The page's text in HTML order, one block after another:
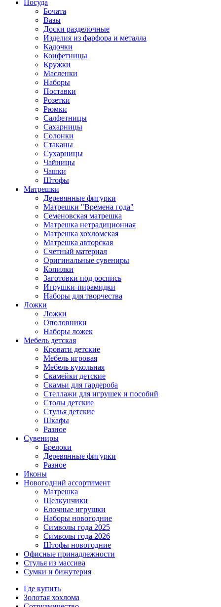
Посуда
Бочата
Вазы
Доски разделочные
Изделия из фарфора и металла
Кадочки
Конфетницы
Кружки
Масленки
Наборы
Поставки
Розетки
Рюмки
Салфетницы
Сахарницы
Солонки
Стаканы
Сухарницы
Чайницы
Чашки
Штофы
Матрешки
Деревянные фигурки
Матрешки "Времена года"
Семеновская матрешка
Матрешка нетрадиционная
Матрешка хохломская
Матрешка авторская
Счетный материал
Оригинальные сувениры
Копилки
Заготовки под роспись
Игрушки-пирамидки
Наборы для творчества
Ложки
Ложки
Ополовники
Наборы ложек
Мебель детская
Кровати детские
Мебель игровая
Мебель кукольная
Скамейки детские
Скамьи для гардероба
Стеллажи для игрушек и пособий
Столы детские
Стулья детские
Шкафы
Разное
Сувениры
Брелоки
Деревянные фигурки
Разное
Иконы
Новогодний ассортимент
Матрешка
Щелкунчики
Елочные игрушки
Наборы новогодние
Символы года 2025
Символы года 2026
Штофы новогодние
Офисные принадлежности
Стулья из массива
Сумки и бижутерия
Где купить
Золотая хохлома